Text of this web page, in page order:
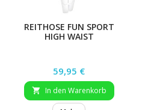
REITHOSE FUN SPORT
HIGH WAIST
Preis
59,95 €
 In den Warenkorb